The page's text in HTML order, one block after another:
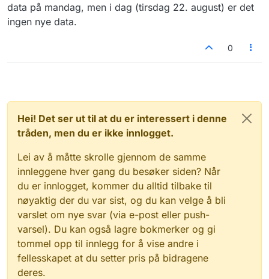
data på mandag, men i dag (tirsdag 22. august) er det
ingen nye data.
0
Hei! Det ser ut til at du er interessert i denne
tråden, men du er ikke innlogget.
Lei av å måtte skrolle gjennom de samme
innleggene hver gang du besøker siden? Når
du er innlogget, kommer du alltid tilbake til
nøyaktig der du var sist, og du kan velge å bli
varslet om nye svar (via e-post eller push-
varsel). Du kan også lagre bokmerker og gi
tommel opp til innlegg for å vise andre i
fellesskapet at du setter pris på bidragene
deres.